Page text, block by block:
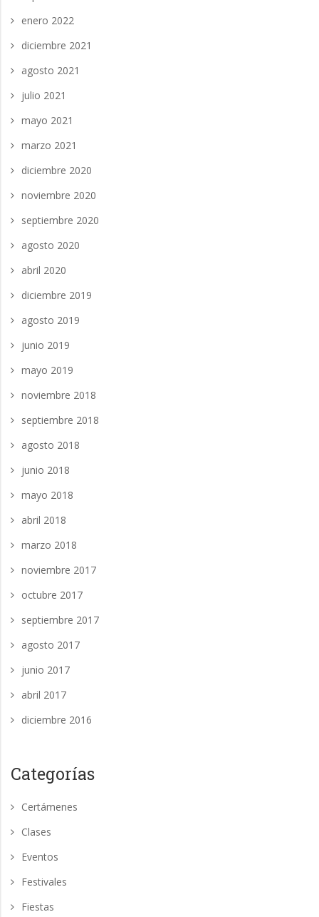
enero 2022
diciembre 2021
agosto 2021
julio 2021
mayo 2021
marzo 2021
diciembre 2020
noviembre 2020
septiembre 2020
agosto 2020
abril 2020
diciembre 2019
agosto 2019
junio 2019
mayo 2019
noviembre 2018
septiembre 2018
agosto 2018
junio 2018
mayo 2018
abril 2018
marzo 2018
noviembre 2017
octubre 2017
septiembre 2017
agosto 2017
junio 2017
abril 2017
diciembre 2016
Categorías
Certámenes
Clases
Eventos
Festivales
Fiestas